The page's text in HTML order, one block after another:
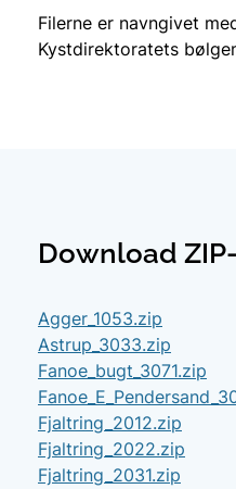
Filerne er navngivet
Kystdirektoratets
Download
Agger_1053.zip
Astrup_3033.zip
Fanoe_bugt_3071.zip
Fjaltring_2012.zip
Fjaltring_2022.zip
Fjaltring_2031.zip